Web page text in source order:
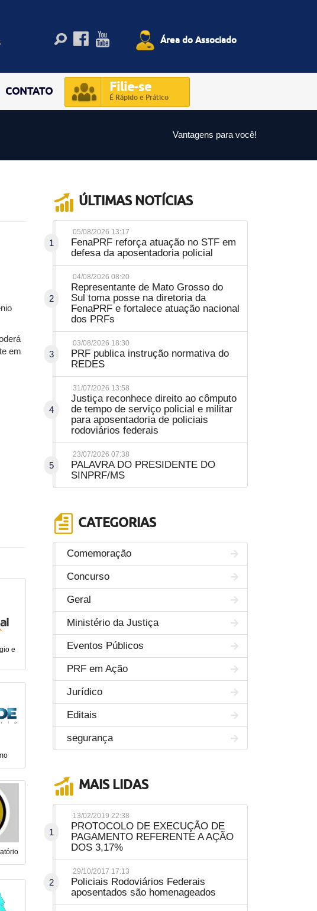
Área do Associado
CONTATO Filie-se
É Rápido e Prático
Vantagens para você!
em
e
ÚLTIMAS NOTÍCIAS
1
05/08/2026 13:17
FenaPRF reforça atuação no STF em
defesa da aposentadoria policial
2
04/08/2026 08:20
Representante de Mato Grosso do
Sul toma posse na diretoria da
FenaPRF e fortalece atuação nacional
dos PRFs
3
03/08/2026 18:30
PRF publica instrução normativa do
REDES
4
31/07/2026 13:58
Justiça reconhece direito ao cômputo
de tempo de serviço policial e militar
para aposentadoria de policiais
rodoviários federais
5
23/07/2026 07:38
PALAVRA DO PRESIDENTE DO
SINPRF/MS
CATEGORIAS
Comemoração
Concurso
Geral
Ministério da Justiça
Eventos Públicos
PRF em Ação
Jurídico
Editais
segurança
MAIS LIDAS
1
13/02/2019 22:38
PROTOCOLO DE EXECUÇÃO DE
PAGAMENTO REFERENTE A AÇÃO
DOS 3,17%
2
29/10/2017 17:13
Policiais Rodoviários Federais
aposentados são homenageados